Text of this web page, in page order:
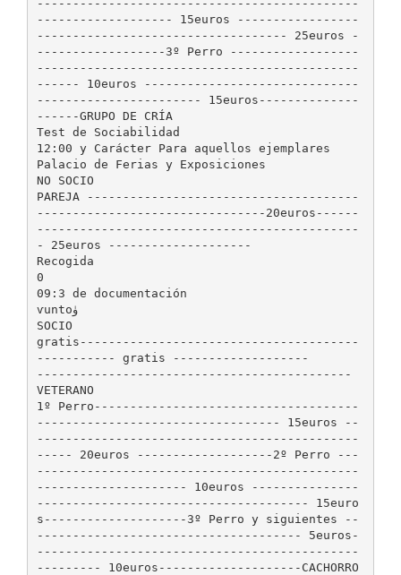
---------------------------------------------
------------------- 15euros -----------------
----------------------------------- 25euros -
------------------3º Perro ------------------
---------------------------------------------
------ 10euros ------------------------------
----------------------- 15euros--------------
------GRUPO DE CRÍA
Test de Sociabilidad
12:00 y Carácter Para aquellos ejemplares
Palacio de Ferias y Exposiciones
NO SOCIO
PAREJA --------------------------------------
--------------------------------20euros------
---------------------------------------------
- 25euros --------------------
Recogida
0
09:3 de documentación
ѵunto‫ۈ‬
SOCIO
gratis---------------------------------------
----------- gratis -------------------
--------------------------------------------
VETERANO
1º Perro-------------------------------------
---------------------------------- 15euros --
---------------------------------------------
----- 20euros -------------------2º Perro ---
---------------------------------------------
--------------------- 10euros ---------------
-------------------------------------- 15euro
s--------------------3º Perro y siguientes --
------------------------------------- 5euros-
---------------------------------------------
--------- 10euros--------------------CACHORRO